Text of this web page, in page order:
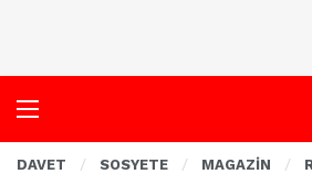
DAVET SOSYETE MAGAZİN